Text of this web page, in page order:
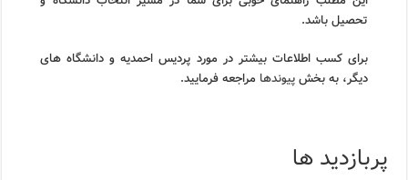
تحصیل باشد.
برای کسب اطلاعات بیشتر در مورد پردیس احمدیه و دانشگاه های
دیگر، به بخشپیوندها مراجعه فرمایید.
پربازدید ها